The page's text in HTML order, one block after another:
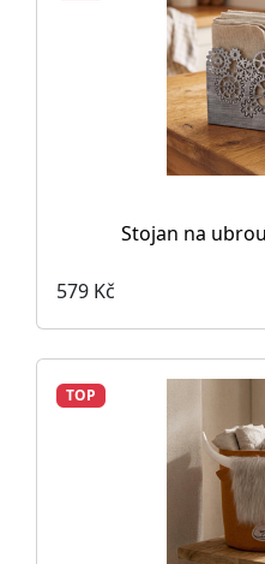
Stojan na
579 Kč
TOP